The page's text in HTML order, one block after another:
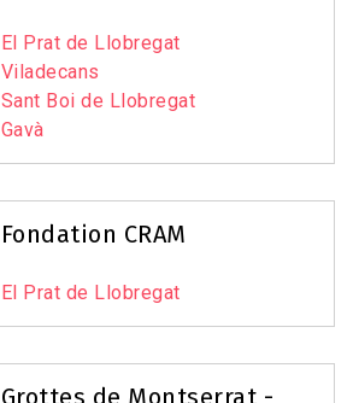
El Prat de Llobregat
Viladecans
Sant Boi de Llobregat
Gavà
Fondation CRAM
El Prat de Llobregat
Grottes de Montserrat -